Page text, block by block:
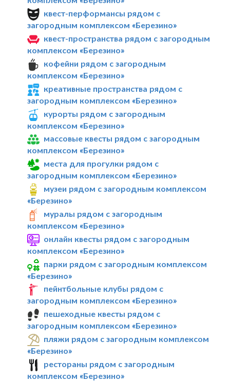
квест-перформансы рядом с
загородным комплексом «Березино»
квест-пространства рядом с загородным
комплексом «Березино»
кофейни рядом с загородным
комплексом «Березино»
креативные пространства рядом с
загородным комплексом «Березино»
курорты рядом с загородным
комплексом «Березино»
массовые квесты рядом с загородным
комплексом «Березино»
места для прогулки рядом с
загородным комплексом «Березино»
музеи рядом с загородным комплексом
«Березино»
муралы рядом с загородным
комплексом «Березино»
онлайн квесты рядом с загородным
комплексом «Березино»
парки рядом с загородным комплексом
«Березино»
пейнтбольные клубы рядом с
загородным комплексом «Березино»
пешеходные квесты рядом с
загородным комплексом «Березино»
пляжи рядом с загородным комплексом
«Березино»
рестораны рядом с загородным
комплексом «Березино»